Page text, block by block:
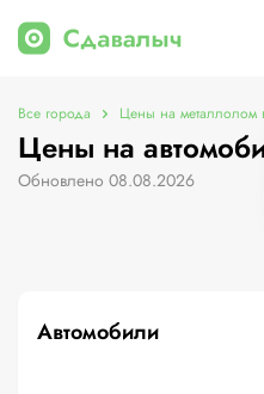
Все города Цены на металлолом в
Цены на
Обновлено 08.08.2026
Автомобили